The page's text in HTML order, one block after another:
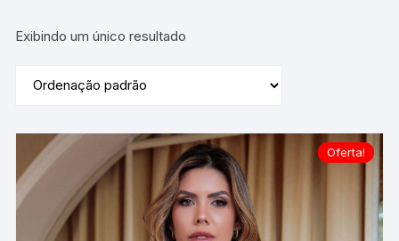
Exibindo um único resultado
Oferta!